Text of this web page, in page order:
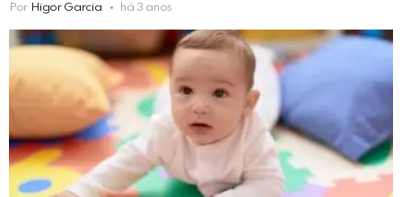
Por Higor Garcia há 3 anos